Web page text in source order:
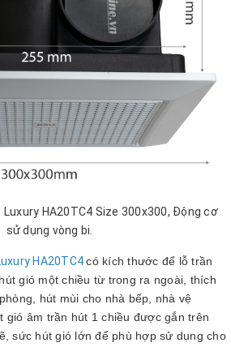
HA20TC4 Size 300x300, Động cơ
sử dụng vòng bi.
HA20TC4có kích thước để lỗ trần
gió một chiều từ trong ra ngoài, thích
hút mùi cho nhà bếp, nhà vệ
gió âm trần hút 1 chiều được gắn trên
sức hút gió lớn để phù hợp sử dụng cho